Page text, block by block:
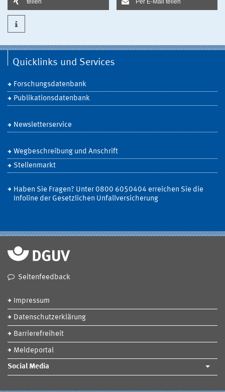
Quicklinks und Services
Forschungsdatenbank
Publikationsdatenbank
Newsletterservice
Wegbeschreibung und Anschrift
Stellenmarkt
Haben Sie Fragen? Unter 0800 6050404 erreichen Sie die
Infoline der Gesetzlichen Unfallversicherung
Seitenfeedback
Impressum
Datenschutzerklärung
Barrierefreiheit
Meldeportal
Social Media